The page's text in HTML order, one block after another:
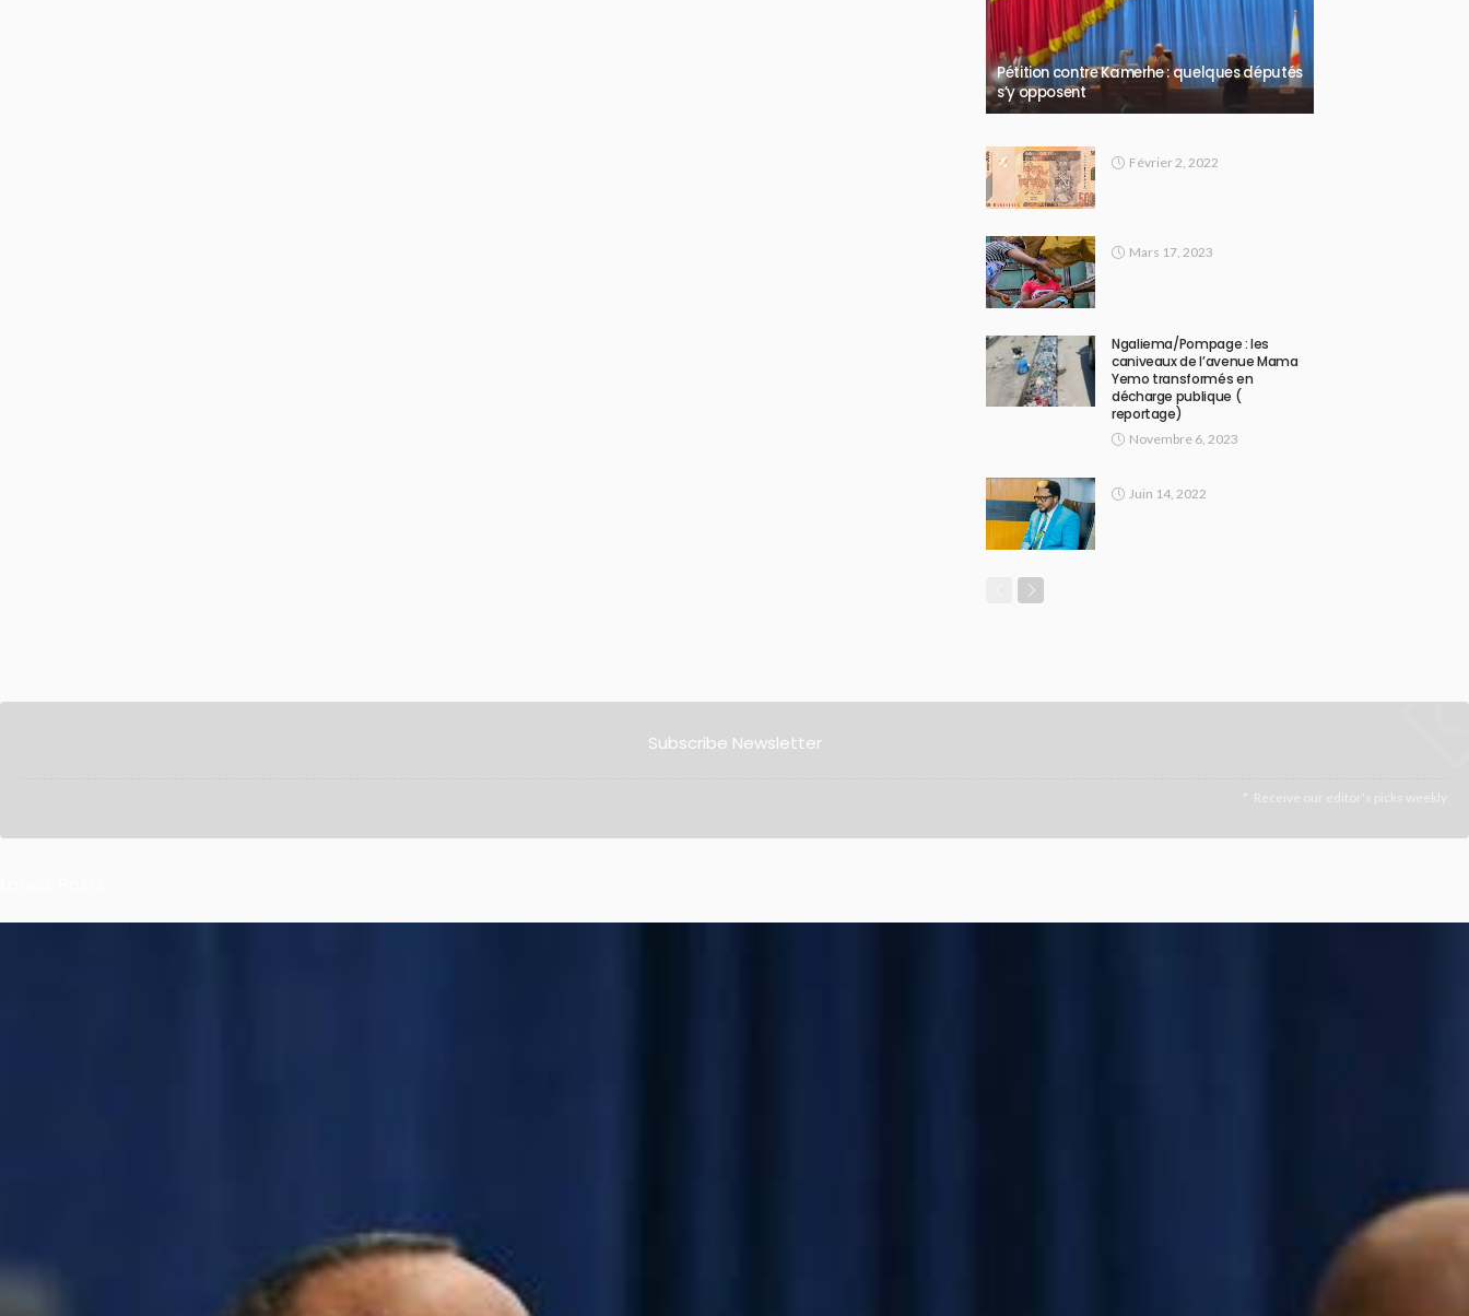
Pétition contre Kamerhe : quelques députés
s’y opposent
Février 2, 2022
Mars 17, 2023
Ngaliema/Pompage : les
caniveaux de l’avenue Mama
Yemo transformés en
décharge publique (
reportage)
Novembre 6, 2023
Juin 14, 2022
Subscribe Newsletter
Receive our editor's picks weekly